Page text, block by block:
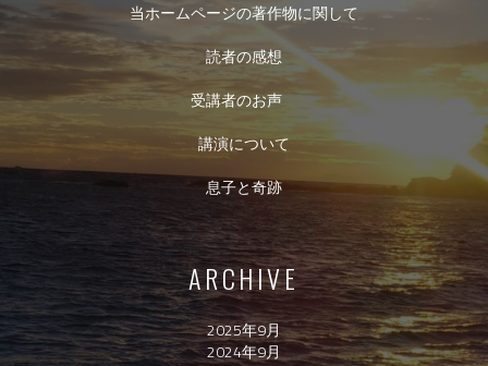
当ホームページの著作物に関して
読者の感想
受講者のお声
講演について
息子と奇跡
ARCHIVE
2025年9月
2024年9月